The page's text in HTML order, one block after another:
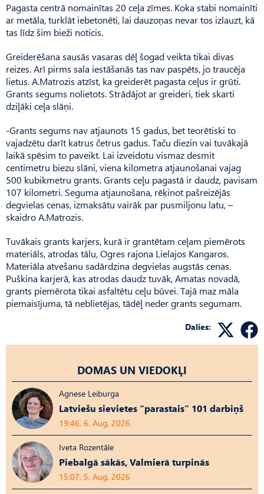
Pagasta centrā nomainītas 20 ceļa zīmes. Koka stabi nomainīti
ar metāla, turklāt iebetonēti, lai dauzoņas nevar tos izlauzt, kā
tas līdz šim bieži noticis.
Greiderēšana sausās vasaras dēļ šogad veikta tikai divas
reizes. Arī pirms sala iestāšanās tas nav paspēts, jo traucēja
lietus. A.Matrozis atzīst, ka greiderēt pagasta ceļus ir grūti.
Grants segums nolietots. Strādājot ar greideri, tiek skarti
dziļāki ceļa slāņi.
-Grants segums nav atjaunots 15 gadus, bet teorētiski to
vajadzētu darīt katrus četrus gadus. Taču diezin vai tuvākajā
laikā spēsim to paveikt. Lai izveidotu vismaz desmit
centimetru biezu slāni, viena kilometra atjaunošanai vajag
500 kubikmetru grants. Grants ceļu pagastā ir daudz, pavisam
107 kilometri. Seguma atjaunošana, rēķinot pašreizējās
degvielas cenas, izmaksātu vairāk par pusmiljonu latu, –
skaidro A.Matrozis.
Tuvākais grants karjers, kurā ir grantētam ceļam piemērots
materiāls, atrodas tālu, Ogres rajona Lielajos Kangaros.
Materiāla atvešanu sadārdzina degvielas augstās cenas.
Puškina karjerā, kas atrodas daudz tuvāk, Amatas novadā,
grants piemērota tikai asfaltētu ceļu būvei. Tajā maz māla
piemaisījuma, tā neblietējas, tādēļ neder grants segumam.
Dalies:
DOMAS UN VIEDOKĻI
Agnese Leiburga
Latviešu sievietes “parastais” 101 darbiņš
19:46, 6. Aug, 2026
Iveta Rozentāle
Piebalgā sākās, Valmierā turpinās
15:07, 5. Aug, 2026